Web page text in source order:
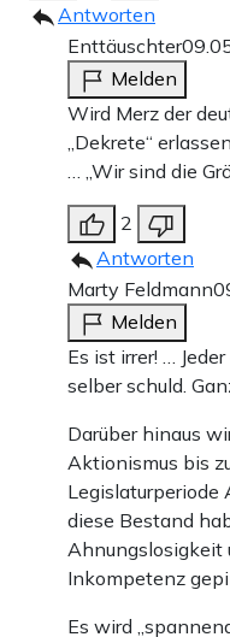
Antworten
Enttäuschter
Melden
Wird Merz der
„Dekrete“
… „Wir sind die
2
Antworten
Marty Feldmann
Melden
Es ist irrer! …
selber schuld.
Darüber hinaus
Aktionismus bis
Legislaturperiode
diese Bestand
Ahnungslosigkeit
Inkompetenz
Es wird